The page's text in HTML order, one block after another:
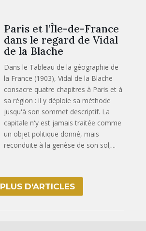
Paris et l’Île-de-France
dans le regard de Vidal
de la Blache
Dans le Tableau de la géographie de
la France (1903), Vidal de la Blache
consacre quatre chapitres à Paris et à
sa région : il y déploie sa méthode
jusqu'à son sommet descriptif. La
capitale n'y est jamais traitée comme
un objet politique donné, mais
reconduite à la genèse de son sol,...
PLUS D‘ARTICLES